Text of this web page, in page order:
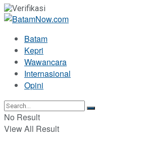
Batam
Kepri
Wawancara
Internasional
Opini
No Result
View All Result